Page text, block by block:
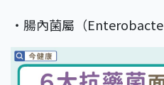
・腸內菌屬（